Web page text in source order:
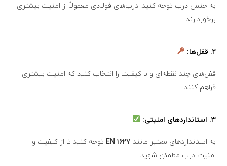
به جنس درب توجه کنید. درب‌های فولادی معمولاً از امنیت بیشتری
برخوردارند.
۲. قفل‌ها:
قفل‌های چند نقطه‌ای و با کیفیت را انتخاب کنید که امنیت بیشتری
فراهم کنند.
۳. استانداردهای امنیتی:
به استانداردهای معتبر مانند EN 1627 توجه کنید تا از کیفیت و
امنیت درب مطمئن شوید.